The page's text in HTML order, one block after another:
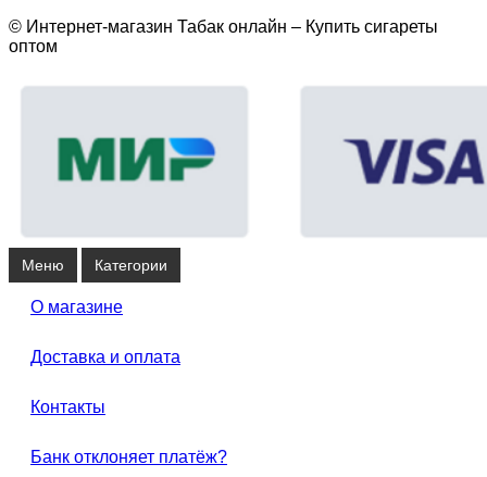
© Интернет-магазин Табак онлайн – Купить сигареты
оптом
Меню Категории
О магазине
Доставка и оплата
Контакты
Банк отклоняет платёж?